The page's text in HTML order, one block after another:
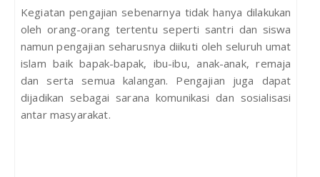
Kegiatan pengajian sebenarnya tidak hanya dilakukan
oleh orang-orang tertentu seperti santri dan siswa
namun pengajian seharusnya diikuti oleh seluruh umat
islam baik bapak-bapak, ibu-ibu, anak-anak, remaja
dan serta semua kalangan. Pengajian juga dapat
dijadikan sebagai sarana komunikasi dan sosialisasi
antar masyarakat.